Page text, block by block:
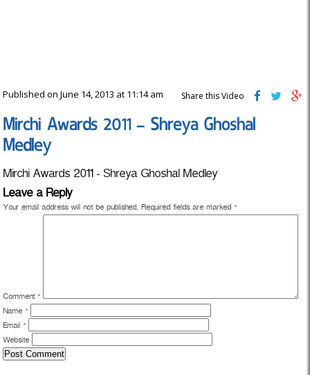
Published on June 14, 2013 at 11:14 am Share this Video
Mirchi Awards 2011 – Shreya Ghoshal
Medley
Mirchi Awards 2011 - Shreya Ghoshal Medley
Leave a Reply
Your email address will not be published. Required fields are marked *
Comment *
Name *
Email *
Website